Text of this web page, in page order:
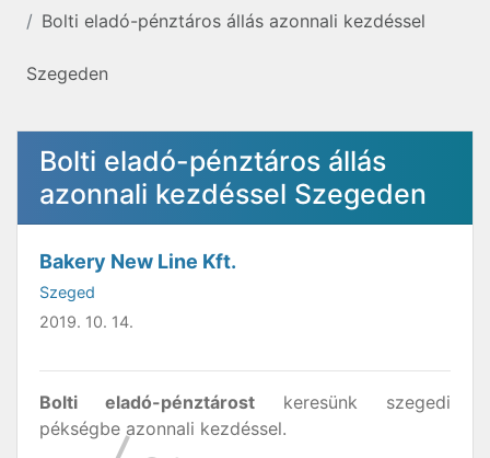
Bolti eladó-pénztáros állás azonnali kezdéssel
Szegeden
Bolti eladó-pénztáros állás
azonnali kezdéssel Szegeden
Bakery New Line Kft.
Szeged
2019. 10. 14.
Bolti eladó-pénztárost keresünk szegedi
pékségbe azonnali kezdéssel.